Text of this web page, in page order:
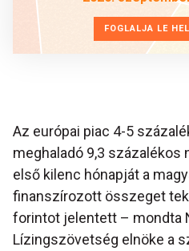
FOGLALJA LE
Az európai piac 4-5
meghaladó 9,3 százalékos
első kilenc hónapját a
finanszírozott összeget
forintot jelentett – mondta
Lízingszövetség elnöke a